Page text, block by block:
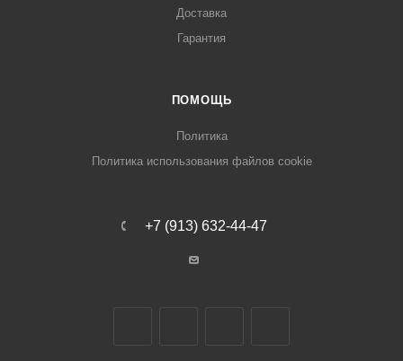
Доставка
Гарантия
ПОМОЩЬ
Политика
Политика использования файлов cookie
+7 (913) 632-44-47